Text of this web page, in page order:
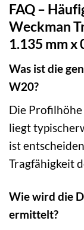
FAQ –
Weckman
1.135 mm
Was ist die
W20?
Die Profilhöhe
liegt
ist
Tragfähigkeit
Wie wird die
ermittelt?